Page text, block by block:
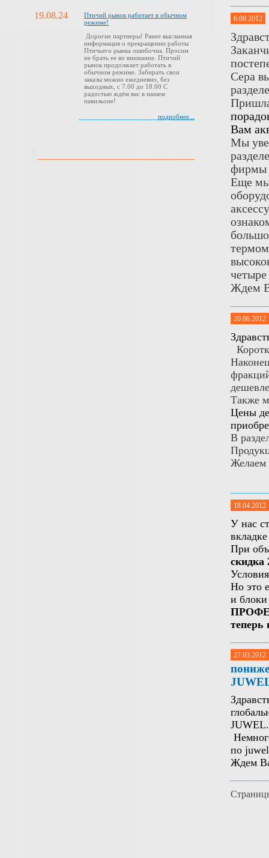
6.08.2012
Сера
Вам
Мы
фирмы
Еще мы
Ждем
20.06.2012
Также
Цены
В
Желаем
18.04.2012
У нас
При
скидка
Но это
и блоки
27.03.2012
JUWEL
по juwel
Ждем
19.08.24
Птичий рынок работает в обычном
режиме!
Дорогие партнеры! Ранее высланная
информация о прекращении работы
Птичьего рынка ошибочна. Просим
не брать ее во внимание. Птичий
рынок продолжает работать в
обычном режиме. Забирать свои
заказы можно ежедневно, без
выходных, с 7.00 до 18.00 С
радостью ждём вас в нашем
павильоне!
подробнее...